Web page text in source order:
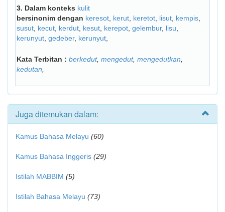
3. Dalam konteks kulit
bersinonim dengan keresot kerut keretot lisut kempis
susut kecut kerdut kesut kerepot gelembur, lisu
kerunyut gedeber, kerunyut
Kata Terbitan : berkedut, mengedut, mengedutkan
kedutan
Juga ditemukan dalam:
Kamus Bahasa Melayu (60)
Kamus Bahasa Inggeris (29)
Istilah MABBIM (5)
Istilah Bahasa Melayu (73)